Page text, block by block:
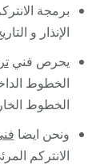
برمجة
الإنذار و
يحرص فني
الخطوط
الخطوط
ونحن ايضا
الانتركم